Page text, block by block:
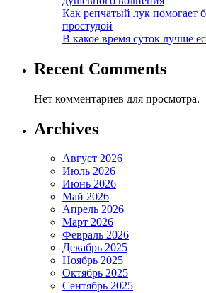
Как репчатый лук помогает
простудой
В какое время суток лучше
Recent Comments
Нет комментариев для просмотра.
Archives
Август 2026
Июль 2026
Июнь 2026
Май 2026
Апрель 2026
Март 2026
Февраль 2026
Декабрь 2025
Ноябрь 2025
Октябрь 2025
Сентябрь 2025